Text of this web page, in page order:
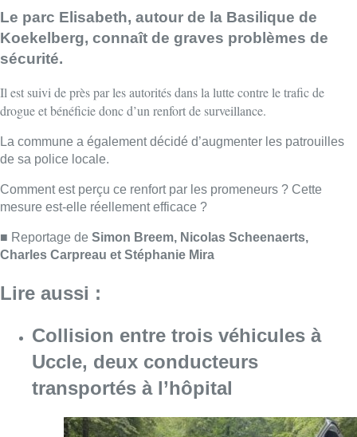
■ Reportage deSimon Breem, Nicolas Scheenaerts,
Charles Carpreau et Stéphanie Mira
Collision entre trois véhicules à
Uccle, deux conducteurs
transportés à l’hôpital